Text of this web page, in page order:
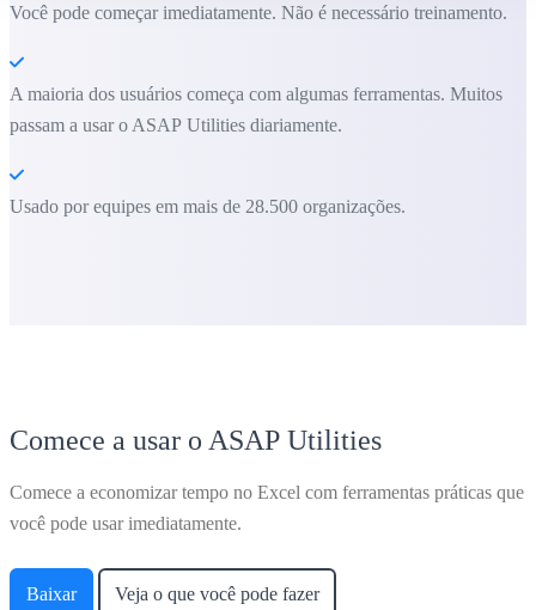
Você pode começar imediatamente. Não é necessário treinamento.
A maioria dos usuários começa com algumas ferramentas. Muitos
passam a usar o ASAP Utilities diariamente.
Usado por equipes em mais de 28.500 organizações.
Comece a usar o ASAP Utilities
Comece a economizar tempo no Excel com ferramentas práticas que
você pode usar imediatamente.
Baixar Veja o que você pode fazer